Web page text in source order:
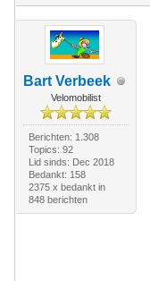
Bart Verbeek
Velomobilist
Berichten: 1.308
Topics: 92
Lid sinds: Dec 2018
Bedankt: 158
2375 x bedankt in
848 berichten